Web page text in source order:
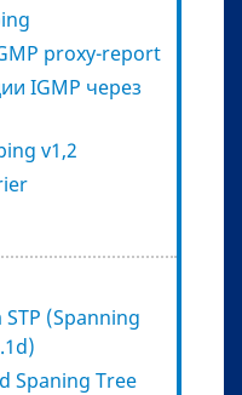
proxy-report
IGMP через
v1,2
(Spanning
Spaning Tree